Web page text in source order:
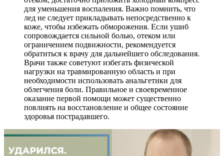
для уменьшения воспаления. Важно помнить, что
лед не следует прикладывать непосредственно к
коже, чтобы избежать обморожения. Если ушиб
сопровождается сильной болью, отеком или
ограничением подвижности, рекомендуется
обратиться к врачу для дальнейшего обследования.
Врачи также советуют избегать физической
нагрузки на травмированную область и при
необходимости использовать анальгетики для
облегчения боли. Правильное и своевременное
оказание первой помощи может существенно
повлиять на восстановление и общее состояние
здоровья пострадавшего.